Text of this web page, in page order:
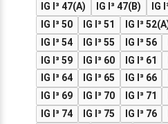
IG I³ 47(A)
IG I³ 47(B) IG
IG I³ 50
IG I³ 51 IG I³
IG I³ 54
IG I³ 55 IG I³ 56
IG I³ 59
IG I³ 60 IG I³ 61
IG I³ 64
IG I³ 65 IG I³ 66
IG I³ 69
IG I³ 70 IG I³ 71
IG I³ 74
IG I³ 75 IG I³ 76